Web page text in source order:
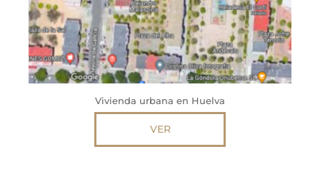
Vivienda urbana en Huelva
VER